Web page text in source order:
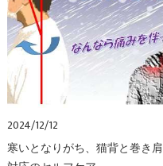
2024/12/12
寒いとなりがち、猫背と巻き肩